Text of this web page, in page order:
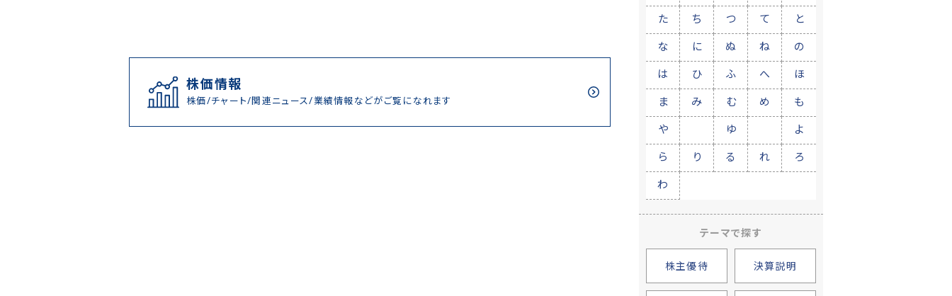
株価情報
株価/チャート/関連ニュース/業績情報などがご覧になれます
た ち つ て と
な に ぬ ね の
は ひ ふ へ ほ
ま み む め も
や ゆ よ
ら り る れ ろ
わ
テーマで探す
株主優待 決算説明